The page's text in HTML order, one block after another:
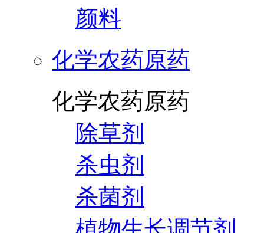
颜料
化学农药原药
化学农药原药
除草剂
杀虫剂
杀菌剂